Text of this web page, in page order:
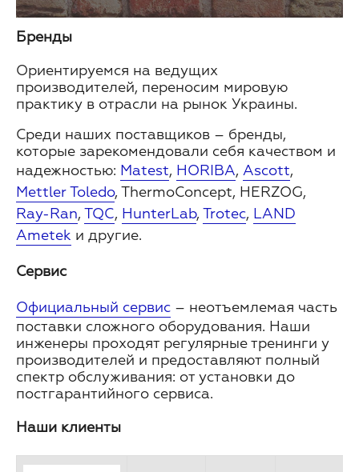
Бренды
Ориентируемся на ведущих
производителей, переносим мировую
практику в отрасли на рынок Украины.
Среди наших поставщиков – бренды,
которые зарекомендовали себя качеством и
надежностью: Matest, HORIBA, Ascott,
Mettler Toledo, ThermoConcept, HERZOG,
Ray-Ran, TQC, HunterLab, Trotec, LAND
Ametek и другие.
Сервис
Официальный сервис – неотъемлемая часть
поставки сложного оборудования. Наши
инженеры проходят регулярные тренинги у
производителей и предоставляют полный
спектр обслуживания: от установки до
постгарантийного сервиса.
Наши клиенты